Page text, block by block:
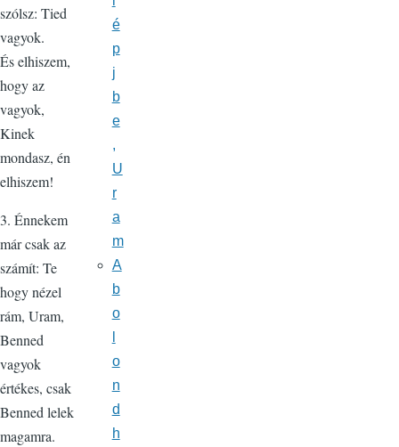
szólsz: Tied
vagyok.
És elhiszem,
hogy az
vagyok,
Kinek
mondasz, én
elhiszem!
3. Énnekem
már csak az
számít: Te
hogy nézel
rám, Uram,
Benned
vagyok
értékes, csak
Benned lelek
magamra.
é
p
j
b
e
,
U
r
a
m
A
b
o
o
n
d
h